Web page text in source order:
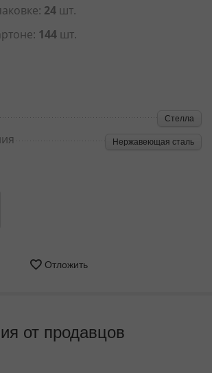
24 шт.
144 шт.
Стелла
Нержавеющая сталь
Отложить
от продавцов